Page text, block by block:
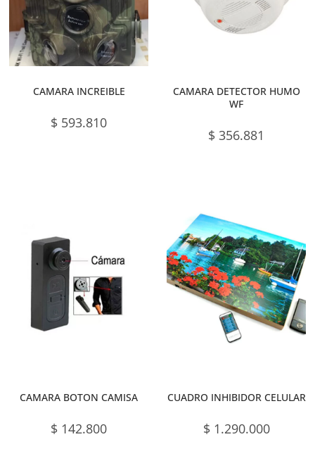
CAMARA INCREIBLE
$ 593.810
CAMARA DETECTOR HUMO
WF
$ 356.881
CAMARA BOTON CAMISA
$ 142.800
CUADRO INHIBIDOR CELULAR
$1.290.000